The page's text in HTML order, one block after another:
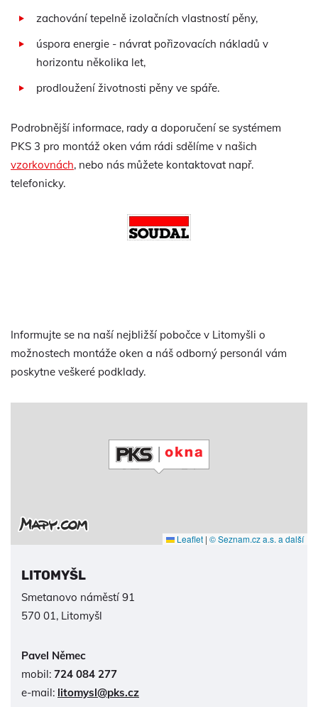
zachování tepelně izolačních vlastností pěny,
úspora energie - návrat pořizovacích nákladů v
horizontu několika let,
prodloužení životnosti pěny ve spáře.
Podrobnější informace, rady a doporučení se systémem
PKS 3 pro montáž oken vám rádi sdělíme v našich
vzorkovnách, nebo nás můžete kontaktovat např.
telefonicky.
Informujte se na naší nejbližší pobočce v Litomyšli o
možnostech montáže oken a náš odborný personál vám
poskytne veškeré podklady.
Leaflet | © Seznam.cz a.s. a další
LITOMYŠL
Smetanovo náměstí 91
570 01, Litomyšl
Pavel Němec
mobil: 724 084 277
e-mail: litomysl@pks.cz